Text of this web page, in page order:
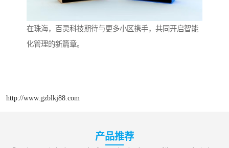
在珠海，百灵科技期待与更多小区携手，共同开启智能
化管理的新篇章。
http://www.gzblkj88.com
产品推荐